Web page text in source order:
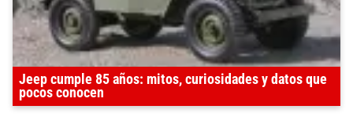
Jeep cumple 85 años: mitos, curiosidades y datos que
pocos conocen